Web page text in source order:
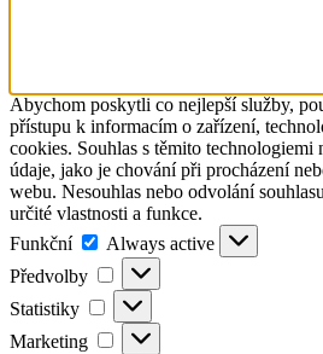
Abychom poskytli co nejlepší služby,
přístupu k informacím o zařízení,
cookies. Souhlas s těmito technologiemi
údaje, jako je chování při procházení
webu. Nesouhlas nebo odvolání
určité vlastnosti a funkce.
Funkční
Funkční
Always active
Předvolby
Předvolby
Statistiky Statistiky
Marketing Marketing